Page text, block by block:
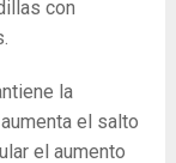
con
la
el salto
el aumento